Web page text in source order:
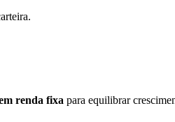
renda fixa para equilibrar